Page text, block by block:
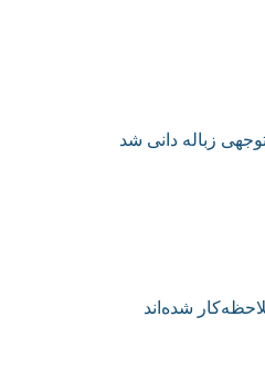
زباله دانی شد
شده‌اند